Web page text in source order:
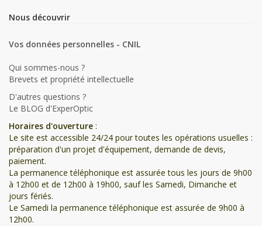
Nous découvrir
Vos données personnelles - CNIL
Qui sommes-nous ?
Brevets et propriété intellectuelle
D'autres questions ?
Le BLOG d'ExperOptic
Horaires d'ouverture :
Le site est accessible 24/24 pour toutes les opérations usuelles :
préparation d'un projet d'équipement, demande de devis,
paiement.
La permanence téléphonique est assurée tous les jours de 9h00
à 12h00 et de 12h00 à 19h00, sauf les Samedi, Dimanche et
jours fériés.
Le Samedi la permanence téléphonique est assurée de 9h00 à
12h00.